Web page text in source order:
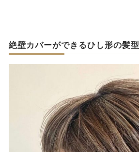
絶壁カバーができるひし形の髪型